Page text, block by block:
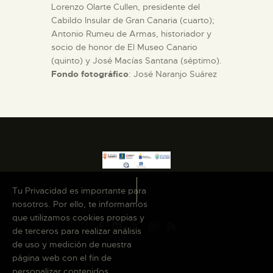
Lorenzo Olarte Cullen, presidente del
Cabildo Insular de Gran Canaria (cuarto);
Antonio Rumeu de Armas, historiador y
socio de honor de El Museo Canario
(quinto) y José Macías Santana (séptimo).
Fondo fotográfico: José Naranjo Suárez
Tu Privacidad es importante para
nosotros. Por ello, te informamos
que utilizamos cookies propias y
de terceros para realizar análisis
de uso y medición de nuestra
página web con el fin de